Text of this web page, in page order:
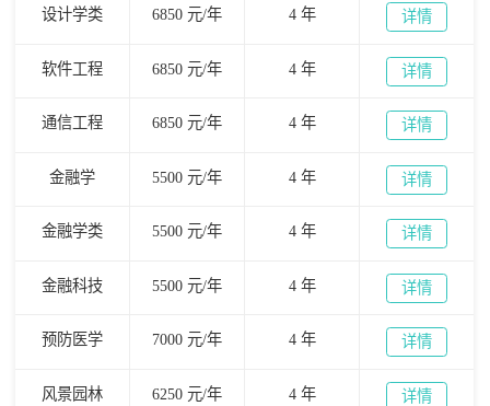
设计学类 6850 元/年 4 年 详情
软件工程 6850 元/年 4 年 详情
通信工程 6850 元/年 4 年 详情
金融学 5500 元/年 4 年 详情
金融学类 5500 元/年 4 年 详情
金融科技 5500 元/年 4 年 详情
预防医学 7000 元/年 4 年 详情
风景园林 6250 元/年 4 年 详情